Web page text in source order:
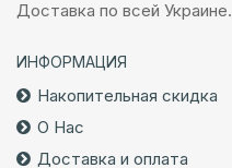
Доставка по всей Украине.
ИНФОРМАЦИЯ
Накопительная скидка
О Нас
Доставка и оплата